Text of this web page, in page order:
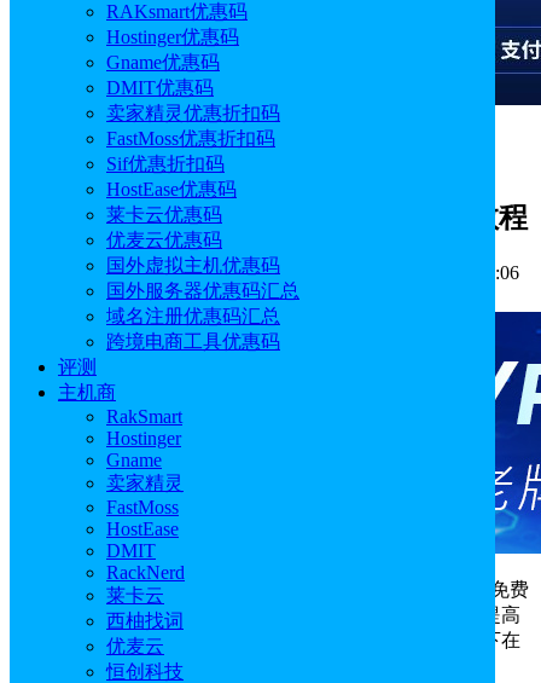
RAKsmart优惠码
Hostinger优惠码
Gname优惠码
DMIT优惠码
卖家精灵优惠折扣码
FastMoss优惠折扣码
Sif优惠折扣码
HostEase优惠码
莱卡云优惠码
优麦云优惠码
国外虚拟主机优惠码
国外服务器优惠码汇总
域名注册优惠码汇总
跨境电商工具优惠码
评测
主机商
RakSmart
Hostinger
Gname
卖家精灵
FastMoss
HostEase
DMIT
RackNerd
莱卡云
西柚找词
优麦云
恒创科技
WordPress SEO插件Rank Math安装教程
作者: sunny 分类:建站技术
发布时间: 2023.10.10 14:37:06
更新于: 2023.10.10 17:22:50
Rank Math是一款功能强大的WordPress SEO插件，有免费
和专业版本可以使用。Rank Math可以帮助您优化网站，提高
搜索引擎排名。那么如何安装Rank Math？本教程将介绍下在
WordPress中安装Rank Math的主要步骤。